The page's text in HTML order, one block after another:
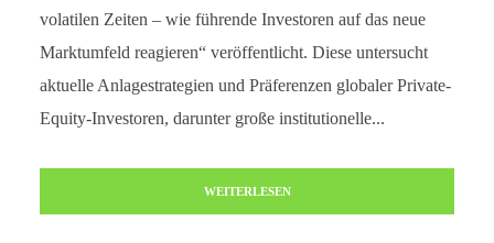
volatilen Zeiten – wie führende Investoren auf das neue
Marktumfeld reagieren“ veröffentlicht. Diese untersucht
aktuelle Anlagestrategien und Präferenzen globaler Private-
Equity-Investoren, darunter große institutionelle...
WEITERLESEN